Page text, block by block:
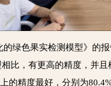
的绿色果实检测模型》的
比，有更高的精度，并
的精度最好，分别为